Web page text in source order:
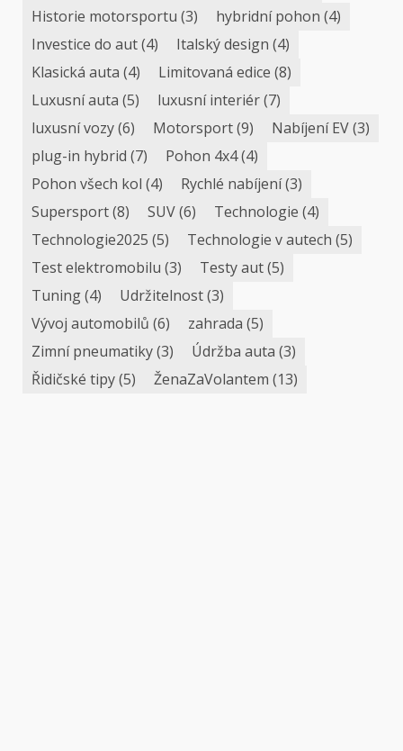
Historie motorsportu (3) hybridní pohon (4)
Investice do aut(4) Italský design (4)
Klasická auta (4) Limitovaná edice (8)
Luxusní auta (5) luxusní interiér(7)
luxusní vozy(6) Motorsport(9) Nabíjení EV(3)
plug-in hybrid (7) Pohon 4x4(4)
Pohon všech kol (4) Rychlé nabíjení(3)
Supersport(8) SUV(6) Technologie (4)
Technologie2025 (5) Technologie v autech (5)
Test elektromobilu (3) Testy aut(5)
Tuning(4) Udržitelnost(3)
Vývoj automobilů (6) zahrada (5)
Zimní pneumatiky(3) Údržba auta (3)
Řidičské tipy(5) ŽenaZaVolantem (13)